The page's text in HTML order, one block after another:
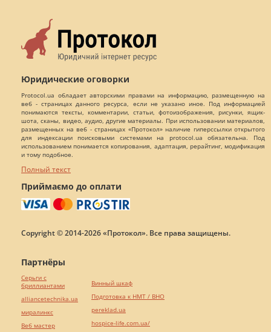
Юридические оговорки
Protocol.ua обладает авторскими правами на информацию, размещенную на
веб - страницах данного ресурса, если не указано иное. Под информацией
понимаются тексты, комментарии, статьи, фотоизображения, рисунки, ящик-
шота, сканы, видео, аудио, другие материалы. При использовании материалов,
размещенных на веб - страницах «Протокол» наличие гиперссылки открытого
для индексации поисковыми системами на protocol.ua обязательна. Под
использованием понимается копирования, адаптация, рерайтинг, модификация
и тому подобное.
Полный текст
Приймаємо до оплати
Copyright © 2014-2026 «Протокол». Все права защищены.
Партнёры
Серьги с
бриллиантами
alliancetechnika.ua
миралинкс
Веб мастер
Винный шкаф
Подготовка к НМТ / ВНО
pereklad.ua
hospice-life.com.ua/